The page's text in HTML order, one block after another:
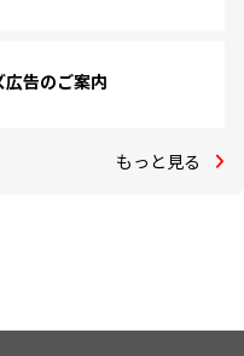
広告のご案内
もっと見る